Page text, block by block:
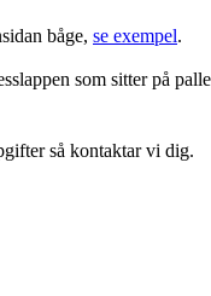
så kontaktar vi dig.
båge, se exempel.
som sitter på